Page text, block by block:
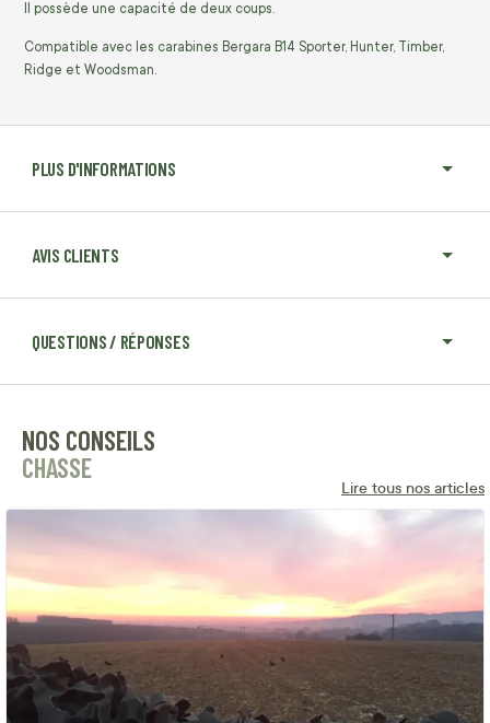
PLUS D'INFORMATIONS
AVIS CLIENTS
QUESTIONS / RÉPONSES
Il possède une capacité de deux coups.
Compatible avec les carabines Bergara B14 Sporter, Hunter, Timber,
Ridge et Woodsman.
NOS CONSEILS
CHASSE
Lire tous nos articles